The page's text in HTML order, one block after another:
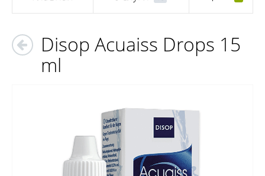
Disop Acuaiss Drops 15
ml